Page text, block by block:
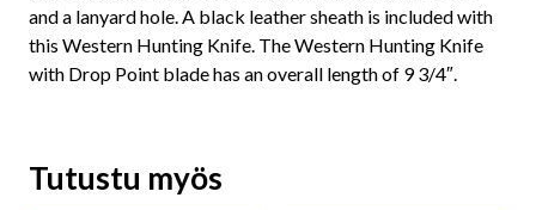
and a lanyard hole. A black leather sheath is included with
this Western Hunting Knife. The Western Hunting Knife
with Drop Point blade has an overall length of 9 3/4″.
Tutustu myös